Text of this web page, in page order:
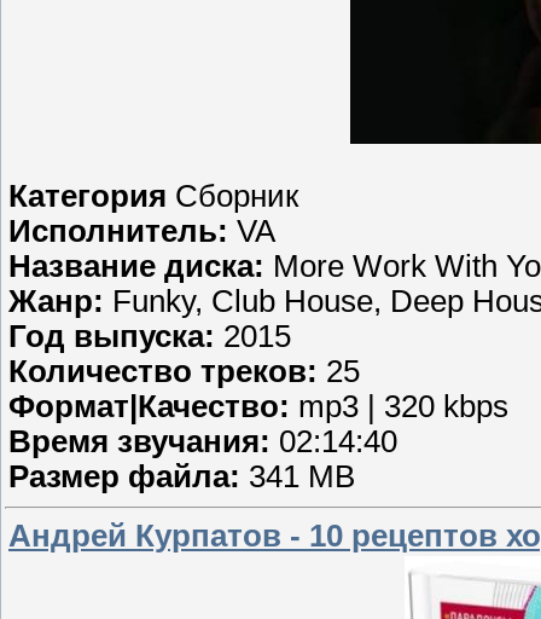
Категория Сборник
Исполнитель: VA
Название диска: More Work With
Жанр: Funky, Club House, Deep
Год выпуска: 2015
Количество треков: 25
Формат|Качество: mp3 | 320 kbps
Время звучания: 02:14:40
Размер файла: 341 MB
Андрей Курпатов - 10 рецептов